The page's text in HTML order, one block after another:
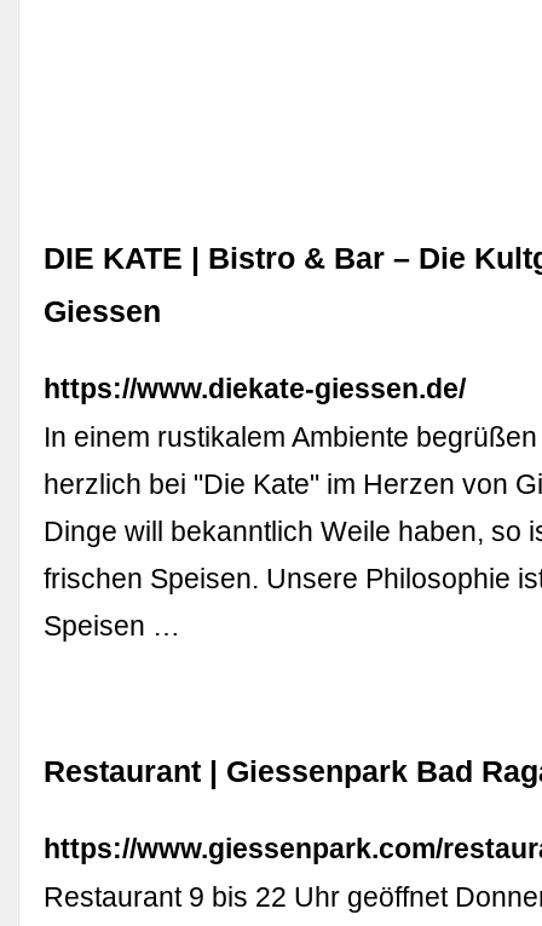
DIE KATE | Bistro & Bar – Die
Giessen
https://www.diekate-giessen.de/
In einem rustikalem Ambiente
herzlich bei "Die Kate" im Herzen von
Dinge will bekanntlich Weile haben, so
frischen Speisen. Unsere Philosophie
Speisen …
Restaurant | Giessenpark Bad
https://www.giessenpark.com/
Restaurant 9 bis 22 Uhr geöffnet